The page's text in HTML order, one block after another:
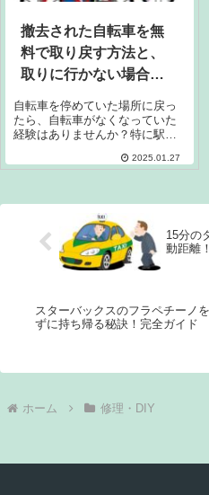
撤去された自転車を無
料で取り戻す方法と、
取りに行かない場合の
自転車を停めていた場所に戻っ
たら、自転車がなくなっていた
経験はありませんか？特に駅周
一時的に駐輪した後、自転車が
では、自転車が撤去された場合
の対処方法、あま...
2025.01.27
15分の
動距離
スターバックスのフラペチーノ
ずに持ち帰る秘訣！完全ガイド
ホーム 修理・DIY